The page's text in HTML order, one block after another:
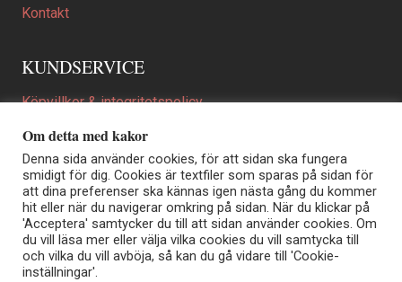
Kontakt
KUNDSERVICE
Köpvillkor & integritetspolicy
Att beställa ett personligt utformat konstverk
En personligare gåva
FAQ
Elisabeth Biström | Akvarellkonstnär | Norrtälje
Sjöängstorpet AB, org.nr 556373-5447
Om detta med kakor
Denna sida använder cookies, för att sidan ska fungera
smidigt för dig. Cookies är textfiler som sparas på sidan för
att dina preferenser ska kännas igen nästa gång du kommer
hit eller när du navigerar omkring på sidan. När du klickar på
'Acceptera' samtycker du till att sidan använder cookies. Om
du vill läsa mer eller välja vilka cookies du vill samtycka till
och vilka du vill avböja, så kan du gå vidare till 'Cookie-
inställningar'.